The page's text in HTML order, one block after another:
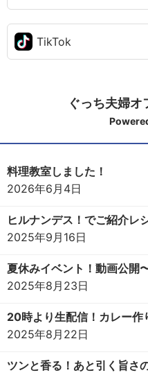
TikTok
ぐっち夫婦
料理教室しました！
2026年6月4日
ヒルナンデス！でご紹介レ
2025年9月16日
夏休みイベント！動画公開
2025年8月23日
20時より生配信！カレー作
2025年8月22日
ツンと香る！あと引く旨さ